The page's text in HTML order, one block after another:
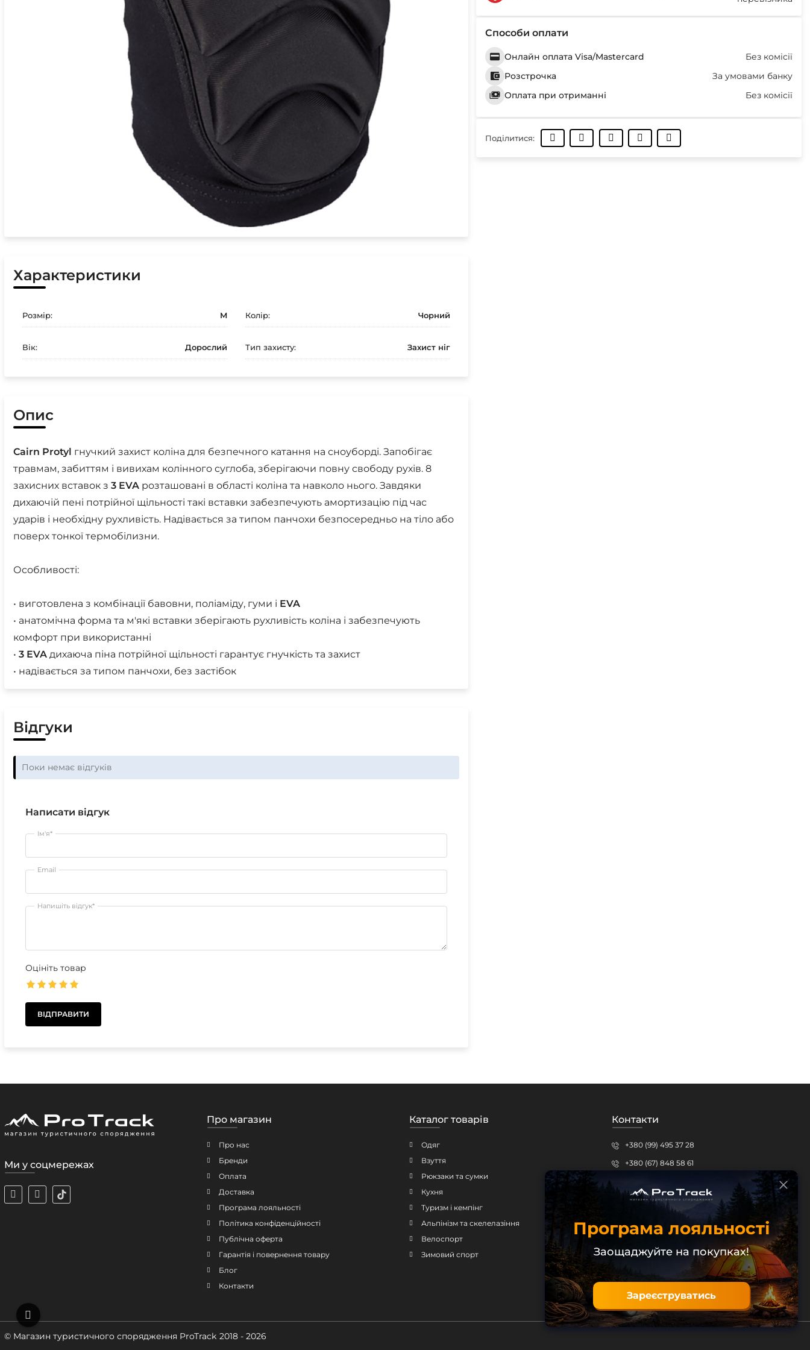
Способи оплати
Онлайн оплата Visa/Mastercard
Без комісії
Розстрочка
За умовами банку
Оплата при отриманні
Без комісії
Поділитися:
Характеристики
Розмір: M Колір: Чорний
Вік: Дорослий Тип захисту: Захист ніг
Опис
Cairn Protyl гнучкий захист коліна для безпечного катання на сноуборді. Запобігає
травмам, забиттям і вивихам колінного суглоба, зберігаючи повну свободу рухів. 8
захисних вставок з 3 EVA розташовані в області коліна та навколо нього. Завдяки
дихаючій пені потрійної щільності такі вставки забезпечують амортизацію під час
ударів і необхідну рухливість. Надівається за типом панчохи безпосередньо на тіло або
поверх тонкої термобілизни.
Особливості:
• виготовлена з комбінації бавовни, поліаміду, гуми і EVA
• анатомічна форма та м'які вставки зберігають рухливість коліна і забезпечують
комфорт при використанні
• 3 EVA дихаюча піна потрійної щільності гарантує гнучкість та захист
• надівається за типом панчохи, без застібок
Відгуки
Поки немає відгуків
Написати відгук
Ім'я*
Email
Напишіть відгук*
Оцініть товар
Ми у соцмережах
Про магазин
Про нас
Бренди
Оплата
Доставка
Програма лояльності
Політика конфіденційності
Публічна оферта
Гарантія і повернення товару
Блог
Контакти
Каталог товарів
Одяг
Взуття
Рюкзаки та сумки
Кухня
Туризм і кемпінг
Альпінізм та скелелазіння
Велоспорт
Зимовий спорт
Контакти
+380 (99) 495 37 28
+380 (67) 848 58 61
Кропивницький, вул.Шевченка, 15б
Безкоштовна консультація
© Магазин туристичного спорядження ProTrack 2018 - 2026
Програма лояльності
Заощаджуйте на покупках!
Зареєструватись